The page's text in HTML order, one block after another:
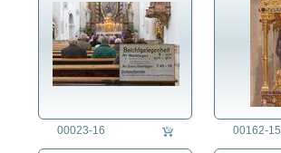
00023-16 00162-15